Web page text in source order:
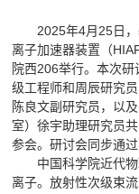
2025年4月25日
离子加速器装置（
院西206举行。本次
级工程师和周辰研究
陈良文副研究员，以
室）徐宇助理研究员
参会。研讨会同步通
中国科学院近代
离子。放射性次级束